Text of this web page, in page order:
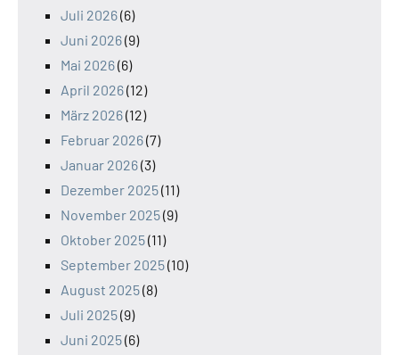
Juli 2026(6)
Juni 2026(9)
Mai 2026(6)
April 2026(12)
März 2026(12)
Februar 2026(7)
Januar 2026(3)
Dezember 2025(11)
November 2025(9)
Oktober 2025(11)
September 2025(10)
August 2025(8)
Juli 2025(9)
Juni 2025(6)